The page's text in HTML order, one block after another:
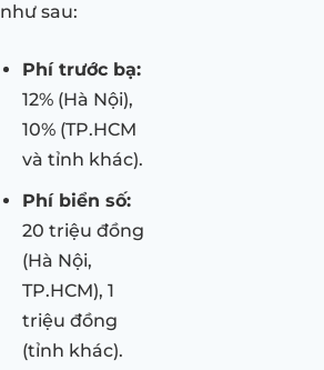
như sau:
Phí trước bạ:
12% (Hà Nội),
10% (TP.HCM
và tỉnh khác).
Phí biển số:
20 triệu đồng
(Hà Nội,
TP.HCM), 1
triệu đồng
(tỉnh khác).